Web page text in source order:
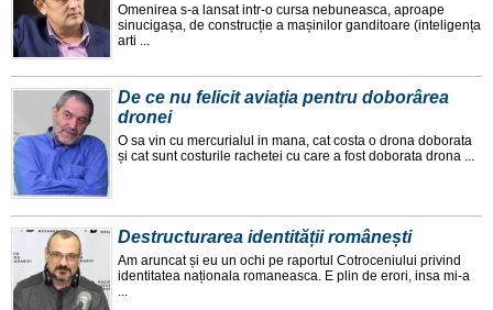
Omenirea s-a lansat intr-o cursa nebuneasca, aproape
sinucigașa, de construcție a mașinilor ganditoare (inteligența
arti ...
De ce nu felicit aviația pentru doborârea
dronei
O sa vin cu mercurialul in mana, cat costa o drona doborata
și cat sunt costurile rachetei cu care a fost doborata drona ...
Destructurarea identității românești
Am aruncat și eu un ochi pe raportul Cotroceniului privind
identitatea naționala romaneasca. E plin de erori, insa mi-a